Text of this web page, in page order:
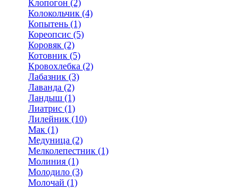
Клопогон (2)
Колокольчик (4)
Копытень (1)
Кореопсис (5)
Коровяк (2)
Котовник (5)
Кровохлебка (2)
Лабазник (3)
Лаванда (2)
Ландыш (1)
Лиатрис (1)
Лилейник (10)
Мак (1)
Медуница (2)
Мелколепестник (1)
Молиния (1)
Молодило (3)
Молочай (1)